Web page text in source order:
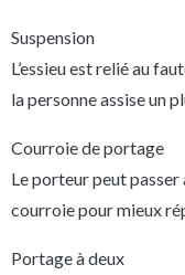
Suspension
L’essieu est relié au
la personne assise un
Courroie de portage
Le porteur peut passer
courroie pour mieux
Portage à deux